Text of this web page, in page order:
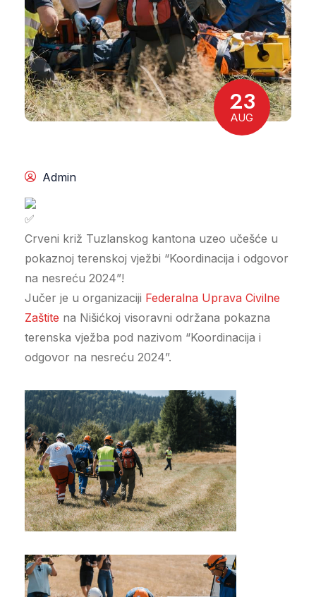
23
AUG
Admin
Crveni križ Tuzlanskog kantona uzeo učešće u
pokaznoj terenskoj vježbi “Koordinacija i odgovor
na nesreću 2024”!
Jučer je u organizaciji Federalna Uprava Civilne
Zaštite na Nišićkoj visoravni održana pokazna
terenska vježba pod nazivom “Koordinacija i
odgovor na nesreću 2024”.